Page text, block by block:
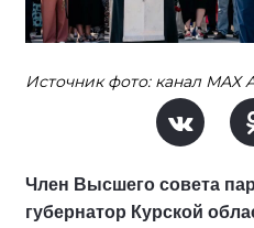
Источник фото: канал МАХ
Член Высшего совета
губернатор Курской